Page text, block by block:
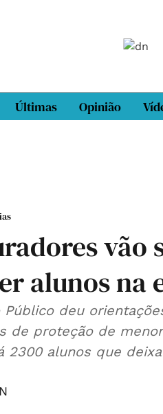
Últimas Opinião
vão
alunos na
Público deu
de proteção de
2300 alunos que